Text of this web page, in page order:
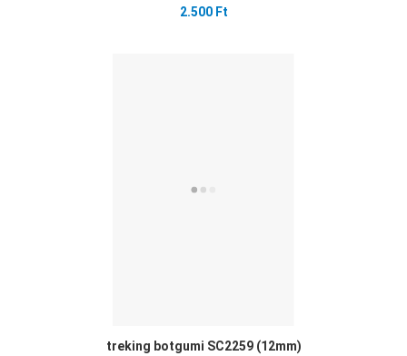
2.500 Ft
treking botgumi SC2259 (12mm)